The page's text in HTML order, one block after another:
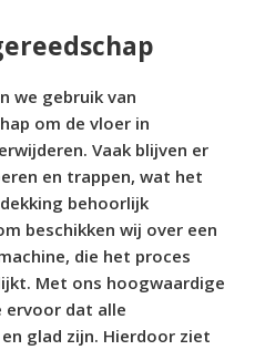
we gebruik van
om de vloer in
Vaak blijven er
en trappen, wat het
behoorlijk
beschikken wij over een
die het proces
Met ons hoogwaardige
ervoor dat alle
glad zijn. Hierdoor ziet